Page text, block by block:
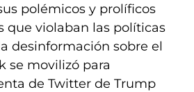
polémicos y prolíficos
que violaban las políticas
desinformación sobre el
se movilizó para
de Twitter de Trump